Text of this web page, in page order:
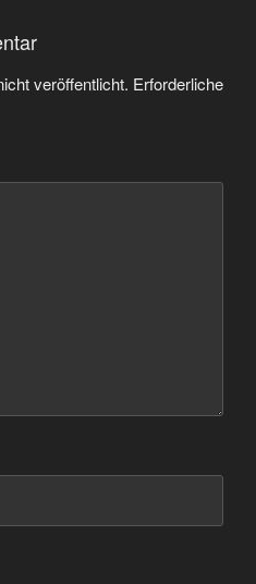
veröffentlicht. Erforderliche